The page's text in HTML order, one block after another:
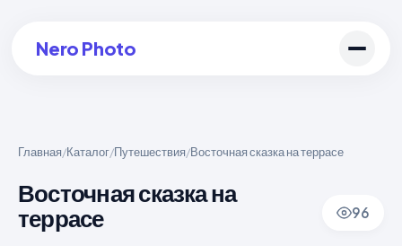
Nero Photo
Создать арт
Главная/Каталог/Путешествия/Восточная сказка на террасе
Восточная сказка на
террасе
96